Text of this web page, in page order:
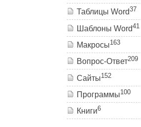
Таблицы Word37
Шаблоны Word41
Макросы163
Вопрос-Ответ209
Сайты152
Программы100
Книги6